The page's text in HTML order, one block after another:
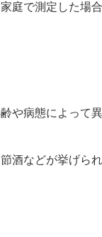
で測定した場
や病態によって
酒などが挙げら